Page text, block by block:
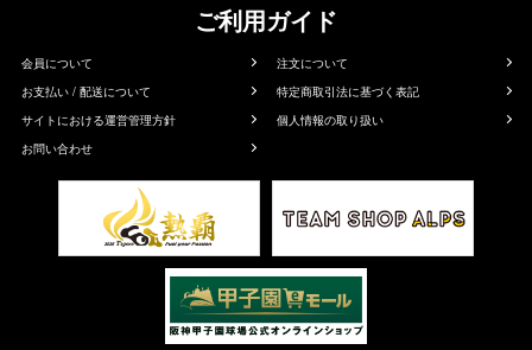
ご利用ガイド
会員について
注文について
お支払い / 配送について
特定商取引法に基づく表記
サイトにおける運営管理方針
個人情報の取り扱い
お問い合わせ